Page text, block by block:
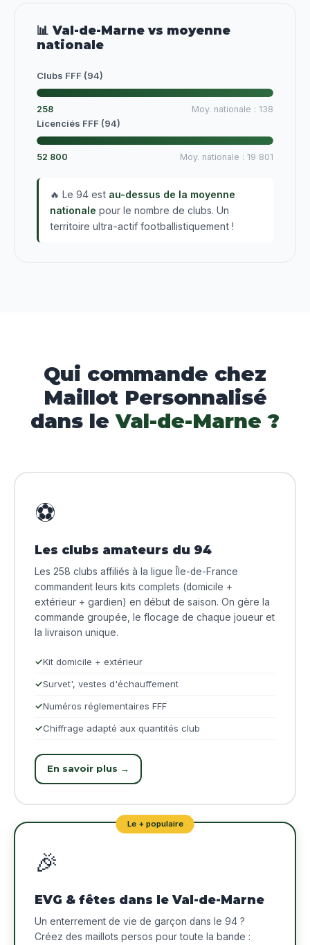
📊 Val-de-Marne vs moyenne
nationale
Clubs FFF (94)
258 Moy. nationale : 138
Licenciés FFF (94)
52 800 Moy. nationale : 19 801
🔥 Le 94 est au-dessus de la moyenne
nationale pour le nombre de clubs. Un
territoire ultra-actif footballistiquement !
Qui commande chez
Maillot Personnalisé
dans leVal-de-Marne ?
⚽
Les clubs amateurs du 94
Les 258 clubs affiliés à la ligue Île-de-France
commandent leurs kits complets (domicile +
extérieur + gardien) en début de saison. On gère la
commande groupée, le flocage de chaque joueur et
la livraison unique.
Kit domicile + extérieur
Survet', vestes d'échauffement
Numéros réglementaires FFF
Chiffrage adapté aux quantités club
En savoir plus →
Le + populaire
🎉
EVG & fêtes dans le Val-de-Marne
Un enterrement de vie de garçon dans le 94 ?
Créez des maillots persos pour toute la bande :